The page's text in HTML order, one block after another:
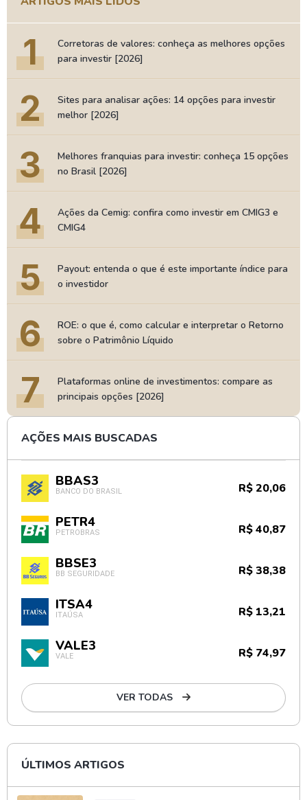
1
Corretoras de valores: conheça as melhores opções
para investir [2026]
2
Sites para analisar ações: 14 opções para investir
melhor [2026]
3
Melhores franquias para investir: conheça 15 opções
no Brasil [2026]
4
Ações da Cemig: confira como investir em CMIG3 e
CMIG4
5
Payout: entenda o que é este importante índice para
o investidor
6
ROE: o que é, como calcular e interpretar o Retorno
sobre o Patrimônio Líquido
7
Plataformas online de investimentos: compare as
principais opções [2026]
AÇÕES MAIS BUSCADAS
BBAS3
BANCO DO BRASIL R$ 20,06
PETR4
PETROBRAS R$ 40,87
BBSE3
BB SEGURIDADE R$ 38,38
ITSA4
ITAÚSA R$ 13,21
VALE3
VALE R$ 74,97
VER TODAS
ÚLTIMOS ARTIGOS